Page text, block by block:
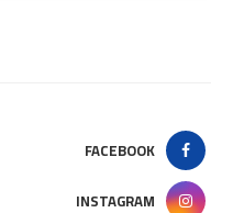
FACEBOOK
INSTAGRAM